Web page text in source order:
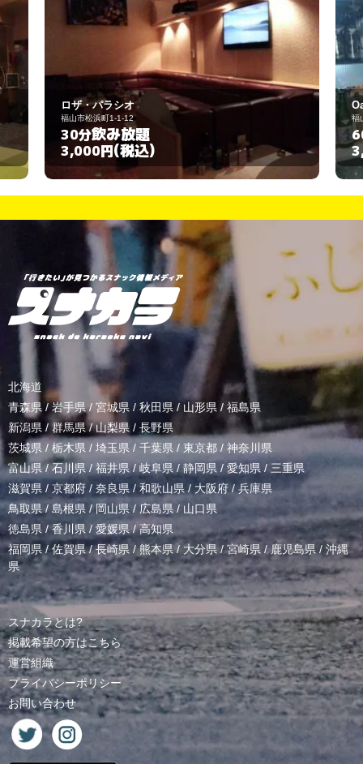
Oasis
福山市昭和町4-4
60分飲み放題
3,000円
北海道
青森県 / 岩手県/ 宮城県 / 秋田県 / 山形県/ 福島県
新潟県 /群馬県/山梨県 / 長野県
茨城県 / 栃木県 / 埼玉県 / 千葉県 / 東京都 / 神奈川県
富山県 /石川県/福井県/岐阜県 / 静岡県 / 愛知県 / 三重県
滋賀県 / 京都府 / 奈良県 / 和歌山県/ 大阪府 /兵庫県
鳥取県/ 島根県 /岡山県/ 広島県 / 山口県
徳島県 /香川県 / 愛媛県/高知県
福岡県/佐賀県/長崎県 /熊本県/ 大分県/宮崎県 /鹿児島県 / 沖縄
県
スナカラとは?
掲載希望の方はこちら
運営組織
プライバシーポリシー
お問い合わせ